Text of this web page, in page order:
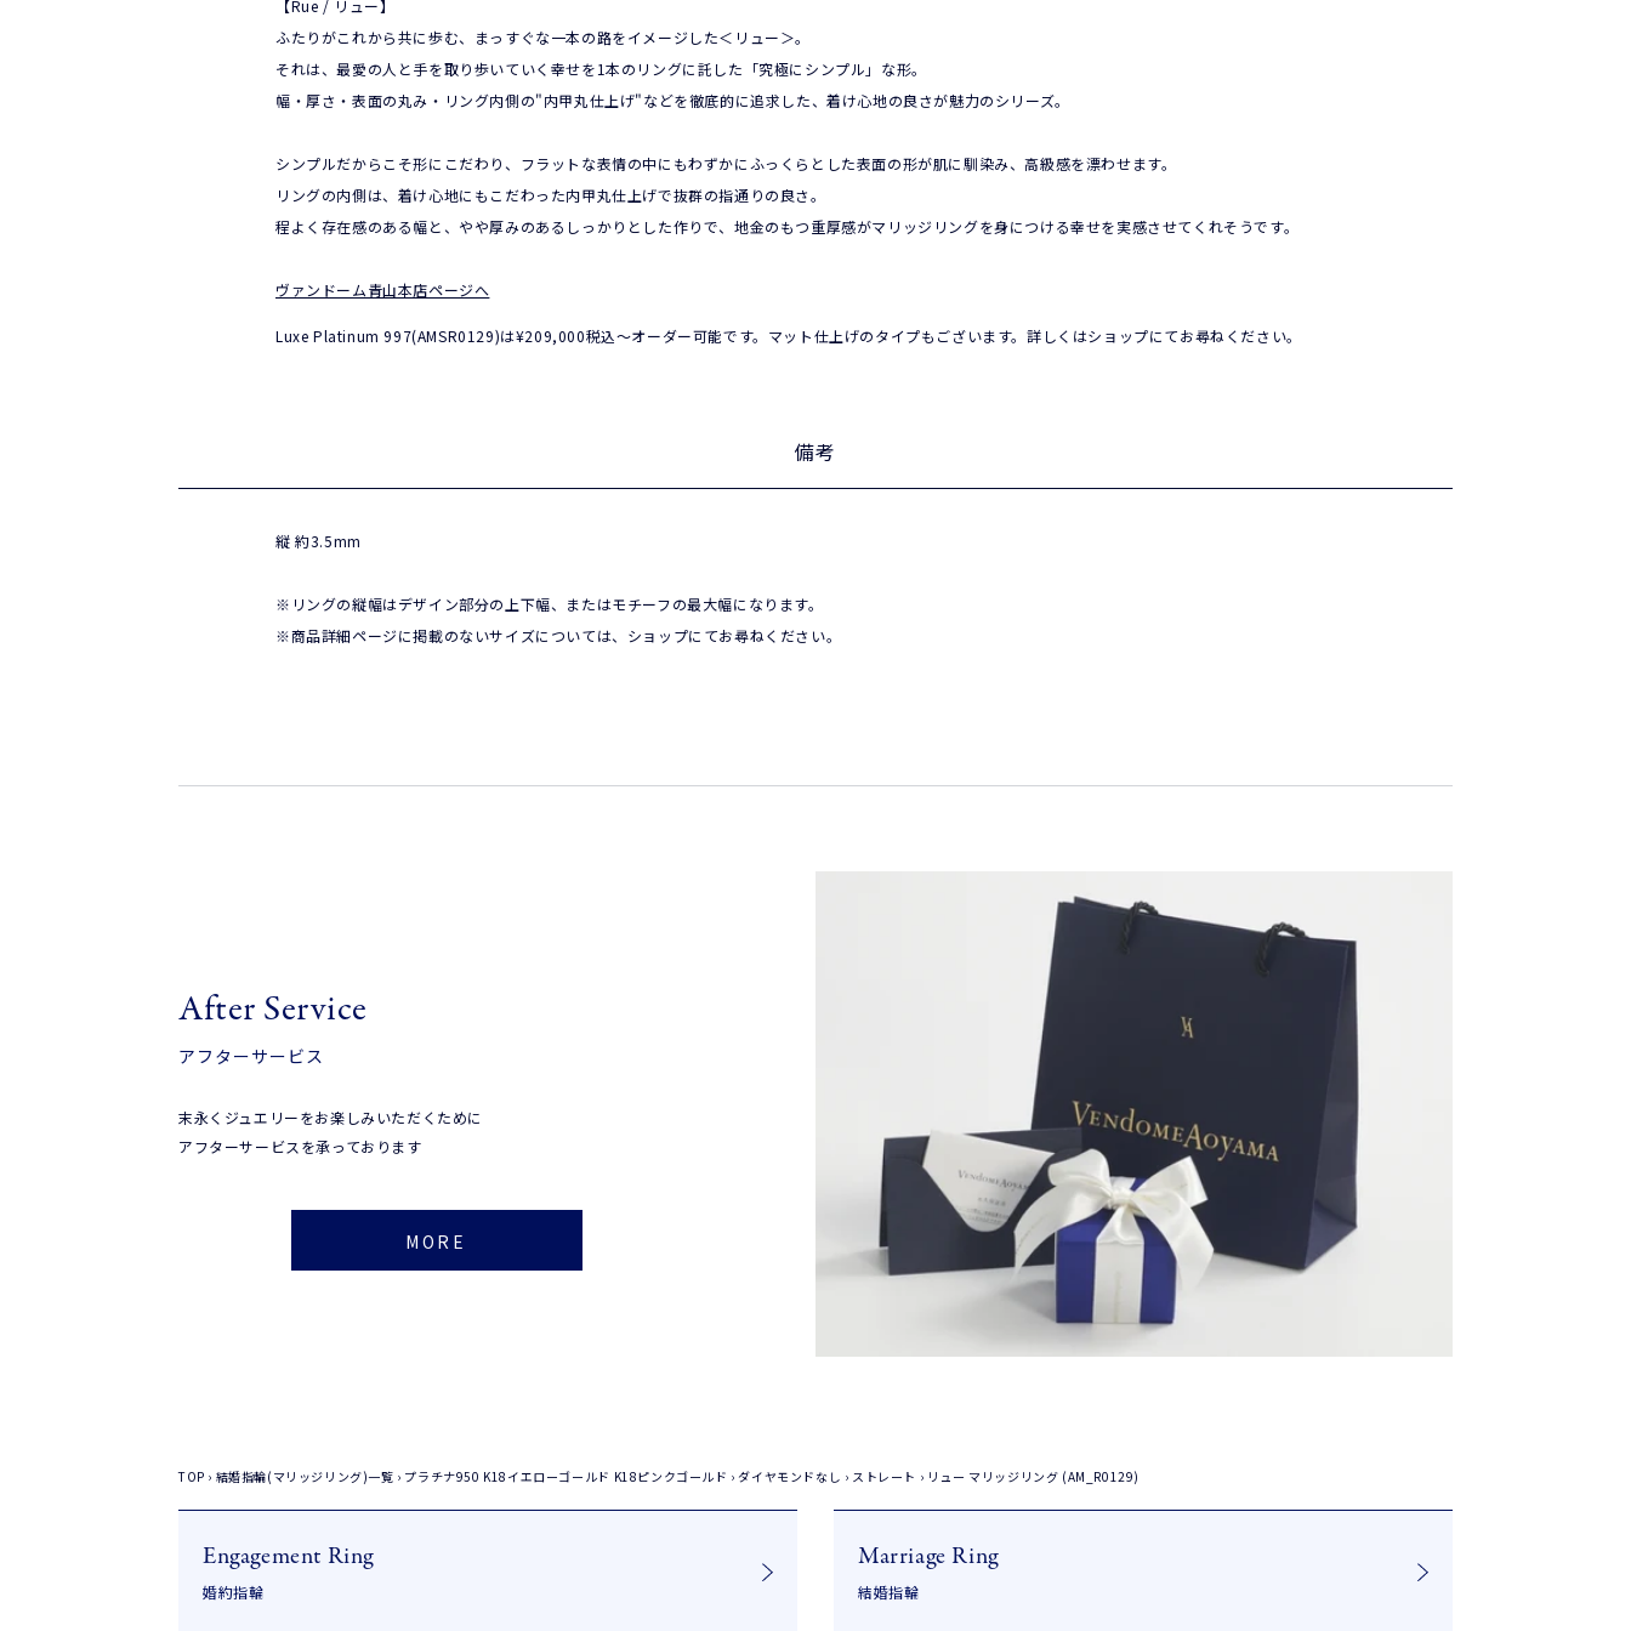
【Rue / リュー】
ふたりがこれから共に歩む、まっすぐな一本の路をイメージした＜リュー＞。
それは、最愛の人と手を取り歩いていく幸せを1本のリングに託した「究極にシンプル」な形。
幅・厚さ・表面の丸み・リング内側の"内甲丸仕上げ"などを徹底的に追求した、着け心地の良さが魅力のシリーズ。
シンプルだからこそ形にこだわり、フラットな表情の中にもわずかにふっくらとした表面の形が肌に馴染み、高級感を漂わせます。
リングの内側は、着け心地にもこだわった内甲丸仕上げで抜群の指通りの良さ。
程よく存在感のある幅と、やや厚みのあるしっかりとした作りで、地金のもつ重厚感がマリッジリングを身につける幸せを実感させてくれそうです。
ヴァンドーム青山本店ページへ
Luxe Platinum 997(AMSR0129)は¥209,000税込〜オーダー可能です。マット仕上げのタイプもございます。詳しくはショップにてお尋ねください。
備考
縦 約3.5mm
※リングの縦幅はデザイン部分の上下幅、またはモチーフの最大幅になります。
※商品詳細ページに掲載のないサイズについては、ショップにてお尋ねください。
After Service
アフターサービス
末永くジュエリーをお楽しみいただくために
アフターサービスを承っております
MORE
TOP › 結婚指輪(マリッジリング)一覧 › プラチナ950 K18イエローゴールド K18ピンクゴールド › ダイヤモンドなし › ストレート › リュー マリッジリング (AM_R0129)
Engagement Ring
婚約指輪
Marriage Ring
結婚指輪